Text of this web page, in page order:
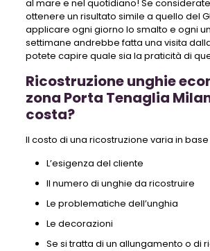
al mare e nel quotidiano! Se
ottenere un risultato simile a quello del
applicare ogni giorno lo smalto e ogni
settimane andrebbe fatta una visita
potete capire quale sia la praticità di
Ricostruzione unghie
zona Porta Tenaglia
costa?
Il costo di una ricostruzione varia in
L’esigenza del cliente
Il numero di unghie da ricostruire
Le problematiche dell’unghia
Le decorazioni
Se si tratta di un allungamento o di